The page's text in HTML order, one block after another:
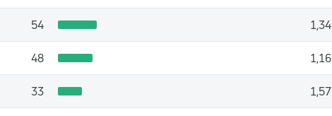
54 1,34
48 1,16
33 1,57